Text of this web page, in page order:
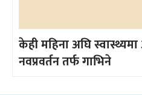
केही महिना अघि
नवप्रवर्तन तर्फ गाभिने